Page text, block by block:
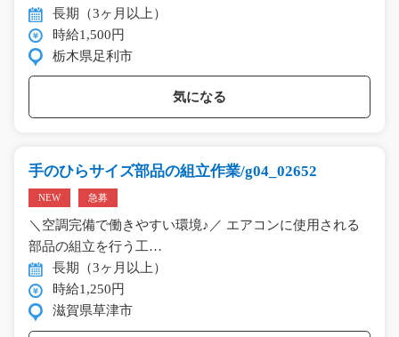
長期（3ヶ月以上）
時給1,500円
栃木県足利市
気になる
手のひらサイズ部品の組立作業/g04_02652
NEW 急募
＼空調完備で働きやすい環境♪／ エアコンに使用される
部品の組立を行う工…
長期（3ヶ月以上）
時給1,250円
滋賀県草津市